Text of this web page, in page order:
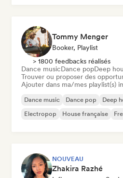
Tommy Menger
Booker, Playlist
> 1800 feedbacks réalisés
Dance musicDance popDeep
Trouver ou proposer des
Ajouter dans ma/mes playlist(s)
Dance music Dance pop Deep
Electropop
House française
NOUVEAU
Zhakira Razhé